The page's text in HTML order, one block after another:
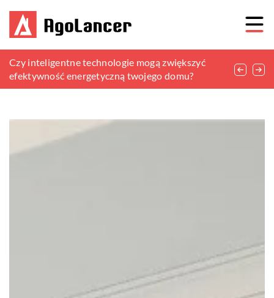
Jak prawidłowo dobrać paszę dla koni –
praktyczny poradnik
Czy inteligentne technologie mogą zwiększyć
efektywność energetyczną twojego domu?
Czy desery mogą być bezglutenowe?